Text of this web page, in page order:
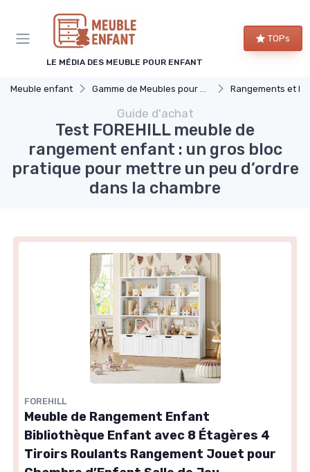
LE MÉDIA DES MEUBLE POUR ENFANT
TOPs
Meuble enfant Gamme de Meubles pour Enfants Rangements et
Guide d'achat
Test FOREHILL meuble de
rangement enfant : un gros bloc
pratique pour mettre un peu d’ordre
dans la chambre
FOREHILL
Meuble de Rangement Enfant
Bibliothèque Enfant avec 8 Étagères 4
Tiroirs Roulants Rangement Jouet pour